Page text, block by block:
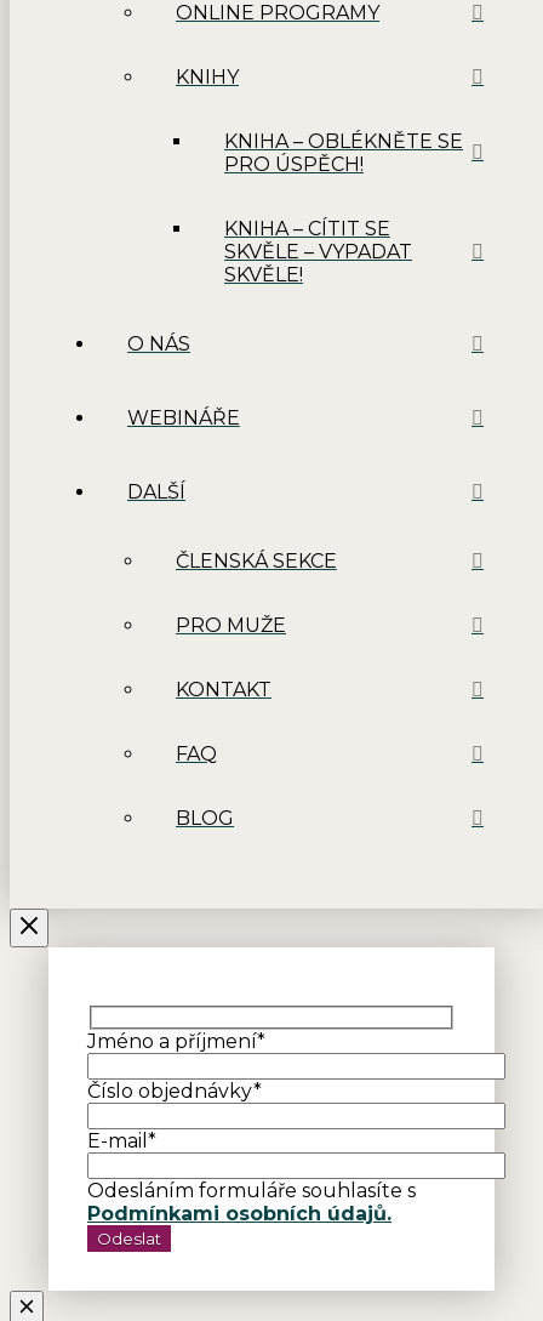
ONLINE PROGRAMY
KNIHY
KNIHA – OBLÉKNĚTE SE
PRO ÚSPĚCH!
KNIHA – CÍTIT SE
SKVĚLE – VYPADAT
SKVĚLE!
O NÁS
WEBINÁŘE
DALŠÍ
ČLENSKÁ SEKCE
PRO MUŽE
KONTAKT
FAQ
BLOG
Jméno a příjmení*
Číslo objednávky*
E-mail*
Odesláním formuláře souhlasíte s
Podmínkami osobních údajů.